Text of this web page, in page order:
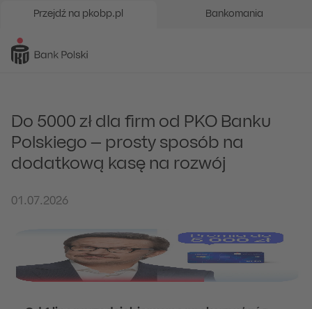
Przejdź na pkobp.pl Bankomania
Do 5000 zł dla firm od PKO Banku
Polskiego – prosty sposób na
dodatkową kasę na rozwój
01.07.2026